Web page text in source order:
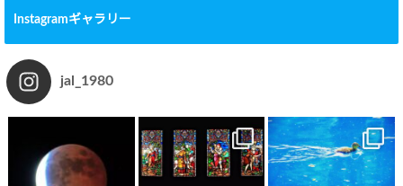
Instagramギャラリー
jal_1980